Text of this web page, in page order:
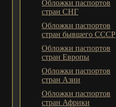
Обложки паспортов
стран СНГ
Обложки паспортов
стран бывшего СССР
Обложки паспортов
стран Европы
Обложки паспортов
стран Азии
Обложки паспортов
стран Африки